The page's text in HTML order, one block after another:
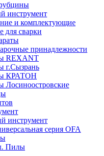
инструмент
и комплектующие
для сварки
принадлежности
REXANT
г.Сызрань
КРАТОН
Лосиноостровские
инструмент
серия OFA
Пилы